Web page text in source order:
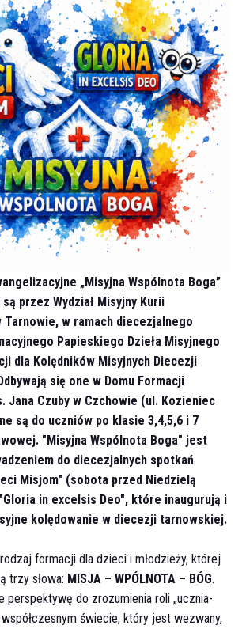
„Misyjna Wspólnota Boga”
przez Wydział Misyjny Kurii
Tarnowie, w ramach diecezjalnego
Papieskiego Dzieła Misyjnego
dla Kolędników Misyjnych Diecezji
się one w Domu Formacji
Jana Czuby w Czchowie (ul. Kozieniec
są do uczniów po klasie 3,4,5,6 i 7
"Misyjna Wspólnota Boga" jest
do diecezjalnych spotkań
Misjom" (sobota przed Niedzielą
in excelsis Deo", które inaugurują i
kolędowanie w diecezji tarnowskiej.
formacji dla dzieci i młodzieży, której
trzy słowa: MISJA – WPÓLNOTA – BÓG.
perspektywę do zrozumienia roli „ucznia-
świecie, który jest wezwany,